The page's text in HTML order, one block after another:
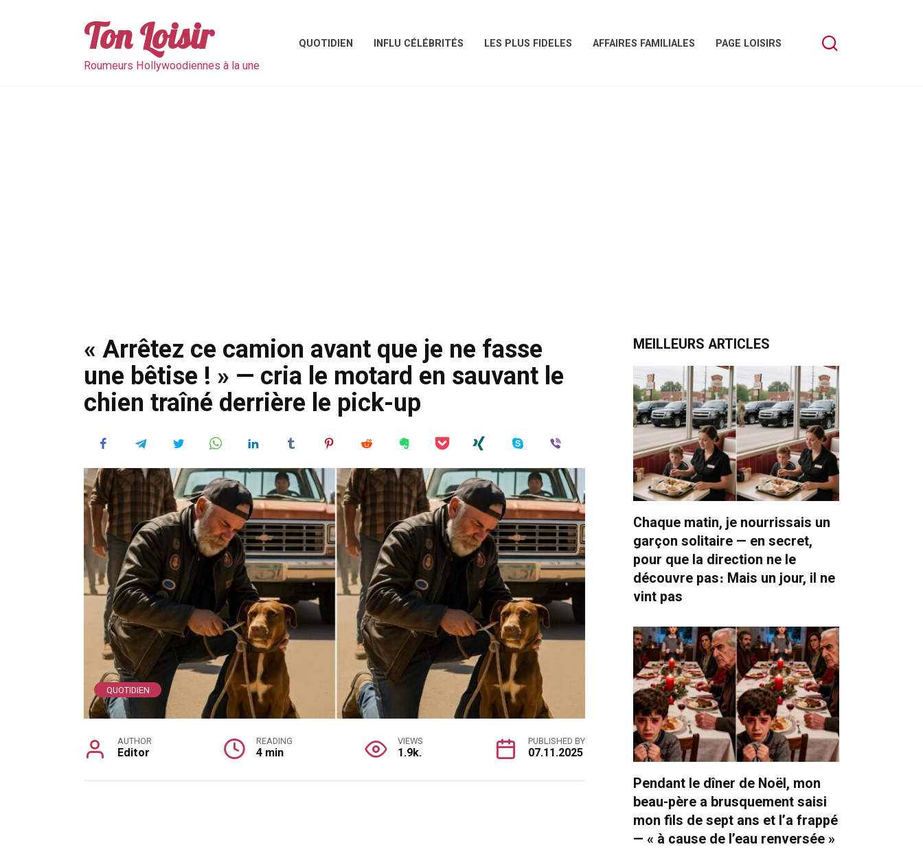
Ton Loisir
Roumeurs Hollywoodiennes à la une
QUOTIDIEN INFLU CÉLÉBRITÉS LES PLUS FIDELES AFFAIRES FAMILIALES PAGE LOISIRS
« Arrêtez ce camion avant que je ne fasse
une bêtise ! » — cria le motard en sauvant le
chien traîné derrière le pick-up
QUOTIDIEN
AUTHOR
Editor
READING
4 min
VIEWS
1.9k.
PUBLISHED BY
07.11.2025
MEILLEURS ARTICLES
Chaque matin, je nourrissais un
garçon solitaire — en secret,
pour que la direction ne le
découvre pas։ Mais un jour, il ne
vint pas
Pendant le dîner de Noël, mon
beau-père a brusquement saisi
mon fils de sept ans et l’a frappé
— « à cause de l’eau renversée »